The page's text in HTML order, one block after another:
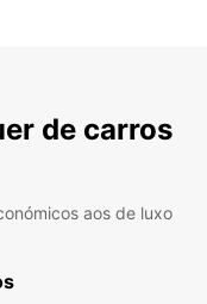
de carros
aos de luxo